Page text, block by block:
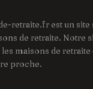
retraite.fr est un site
de retraite. Notre
maisons de retraite
proche.